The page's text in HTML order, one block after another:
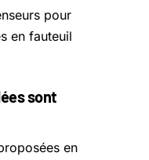
pour
en fauteuil
sont
en